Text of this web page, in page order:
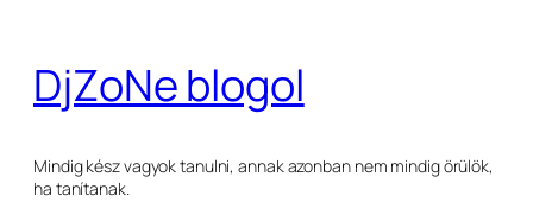
tartalomhoz
DjZoNe blogol
Mindig kész vagyok tanulni, annak azonban nem mindig örülök,
ha tanítanak.